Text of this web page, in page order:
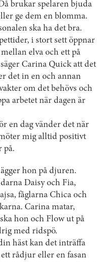
brukar spelaren bjuda
ge dem en blomma.
ska ha det bra.
i stort sett öppnar
elva och ett på
Carina Quick att det
det in en och annan
om det behövs och
arbetet när dagen är
en dag vänder det när
mig alltid positivt
på.
hon på djuren.
Daisy och Fia,
fåglarna Chica och
Carina matar,
hon och Flow ut på
med ridspö.
häst kan det inträffa
rådjur eller en fasan